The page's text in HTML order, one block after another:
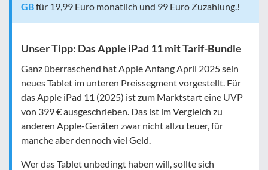
GBfür 19,99 Euro monatlich und 99 Euro Zuzahlung.!
Unser Tipp: Das Apple iPad 11 mit Tarif-Bundle
Ganz überraschend hat Apple Anfang April 2025 sein
neues Tablet im unteren Preissegment vorgestellt. Für
das Apple iPad 11 (2025) ist zum Marktstart eine UVP
von 399 € ausgeschrieben. Das ist im Vergleich zu
anderen Apple-Geräten zwar nicht allzu teuer, für
manche aber dennoch viel Geld.
Wer das Tablet unbedingt haben will, sollte sich